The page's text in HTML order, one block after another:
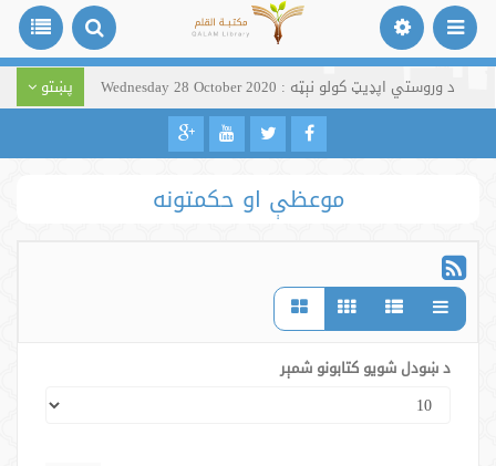
د وروستي اپډیټ کولو نېټه : Wednesday 28 October 2020 پښتو
موعظې او حکمتونه
د ښودل شویو کتابونو شمېر